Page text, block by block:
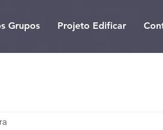
Grupos Projeto Edificar